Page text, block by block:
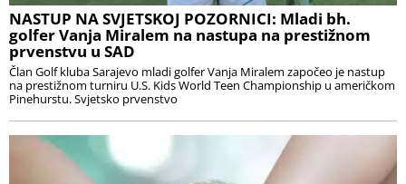
NASTUP NA SVJETSKOJ POZORNICI: Mladi bh.
golfer Vanja Miralem na nastupa na prestižnom
prvenstvu u SAD
Član Golf kluba Sarajevo mladi golfer Vanja Miralem započeo je nastup
na prestižnom turniru U.S. Kids World Teen Championship u američkom
Pinehurstu. Svjetsko prvenstvo